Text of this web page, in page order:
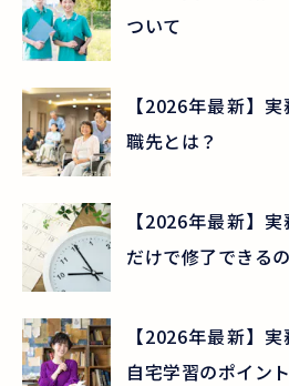
ついて
【2026年最新】
職先とは？
【2026年最新】
だけで修了できる
【2026年最新】
自宅学習のポイント